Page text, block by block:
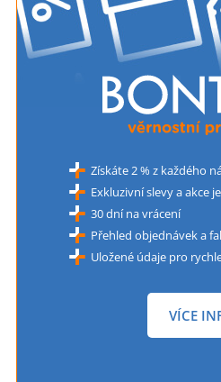
Získáte 2 % z každého
Exkluzivní slevy a akce
30 dní na vrácení
Přehled objednávek a
Uložené údaje pro
VÍCE